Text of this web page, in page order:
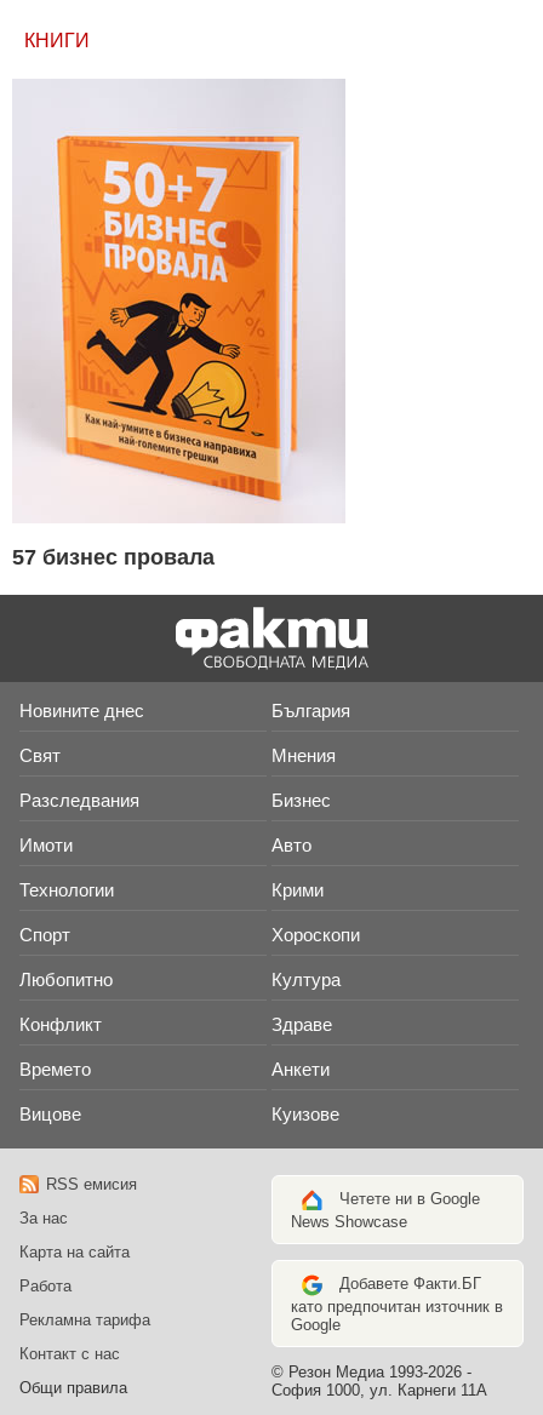
КНИГИ
57 бизнес провала
Новините днес България
Свят Мнения
Разследвания Бизнес
Имоти Авто
Технологии Крими
Спорт Хороскопи
Любопитно Култура
Конфликт Здраве
Времето Анкети
Вицове Куизове
RSS емисия
За нас
Карта на сайта
Работа
Рекламна тарифа
Контакт с нас
Общи правила
Четете ни в Google
News Showcase
Добавете Факти.БГ
като предпочитан източник в
Google
© Резон Медиа 1993-2026 -
София 1000, ул. Карнеги 11А